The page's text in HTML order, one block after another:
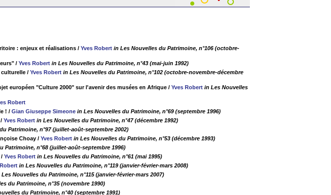
: enjeux et réalisations / Yves Robert in Les Nouvelles du Patrimoine, n°106 (octobre-
/ Yves Robert in Les Nouvelles du Patrimoine, n°43 (mai-juin 1992)
culturelle / Yves Robert in Les Nouvelles du Patrimoine, n°102 (octobre-novembre-décembre
européen "Culture 2000" sur l'avenir des musées en Afrique / Yves Robert in Les Nouvelles
Robert
! / Gian Giuseppe Simeone in Les Nouvelles du Patrimoine, n°69 (septembre 1996)
/ Yves Robert in Les Nouvelles du Patrimoine, n°47 (décembre 1992)
Patrimoine, n°97 (juillet-août-septembre 2002)
Choay / Yves Robert in Les Nouvelles du Patrimoine, n°53 (décembre 1993)
Patrimoine, n°68 (juillet-août-septembre 1996)
/ Yves Robert in Les Nouvelles du Patrimoine, n°61 (mai 1995)
in Les Nouvelles du Patrimoine, n°119 (janvier-février-mars 2008)
Les Nouvelles du Patrimoine, n°115 (janvier-février-mars 2007)
du Patrimoine, n°35 (novembre 1990)
du Patrimoine, n°40 (septembre 1991)